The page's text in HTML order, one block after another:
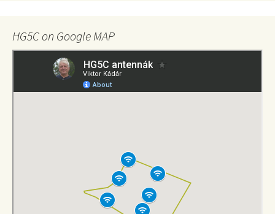
HG5C on Google MAP